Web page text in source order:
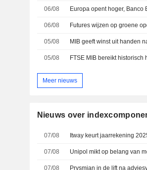
06/08 Europa opent hoger, Banco
06/08 Futures wijzen op groene
05/08 MIB geeft winst uit handen
05/08 FTSE MIB bereikt
Meer nieuws
Nieuws over
07/08
07/08
07/08 Prysmian in de lift na